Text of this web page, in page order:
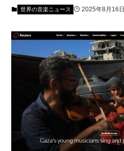
世界の音楽ニュース 2025年8月16日